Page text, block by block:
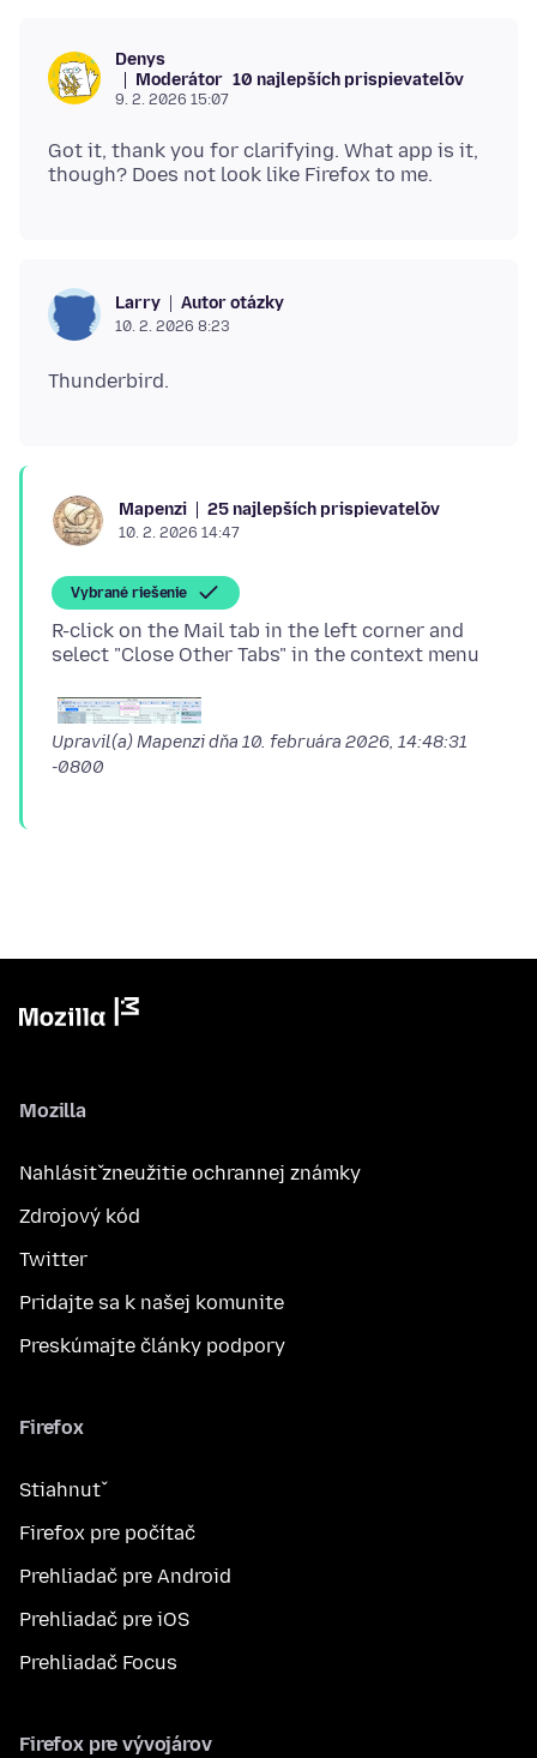
Denys
Moderátor 10 najlepších prispievateľov
9. 2. 2026 15:07
Got it, thank you for clarifying. What app is it,
Larry Autor otázky
10. 2. 2026 8:23
Mapenzi 25 najlepších prispievateľov
10. 2. 2026 14:47
Vybrané riešenie
R-click on the Mail tab in the left corner and
Upravil(a) Mapenzi dňa 10. februára 2026, 14:48:31
-0800
Mozilla
Nahlásiť zneužitie ochrannej známky
Zdrojový kód
Twitter
Pridajte sa k našej komunite
Preskúmajte články podpory
Firefox
Stiahnuť
Firefox pre počítač
Prehliadač pre Android
Prehliadač pre iOS
Prehliadač Focus
Firefox pre vývojárov